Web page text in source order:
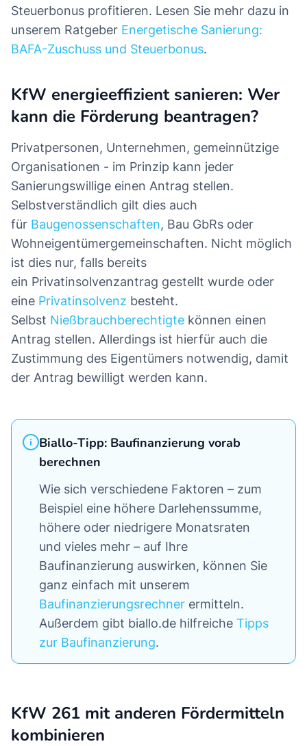
Steuerbonus profitieren. Lesen Sie mehr dazu in
unserem Ratgeber Energetische Sanierung:
BAFA-Zuschuss und Steuerbonus.
KfW energieeffizient sanieren: Wer
kann die Förderung beantragen?
Privatpersonen, Unternehmen, gemeinnützige
Organisationen - im Prinzip kann jeder
Sanierungswillige einen Antrag stellen.
Selbstverständlich gilt dies auch
für Baugenossenschaften, Bau GbRs oder
Wohneigentümergemeinschaften. Nicht möglich
ist dies nur, falls bereits
ein Privatinsolvenzantrag gestellt wurde oder
eine Privatinsolvenz besteht.
Selbst Nießbrauchberechtigte können einen
Antrag stellen. Allerdings ist hierfür auch die
Zustimmung des Eigentümers notwendig, damit
der Antrag bewilligt werden kann.
Biallo-Tipp: Baufinanzierung vorab
berechnen
Wie sich verschiedene Faktoren – zum
Beispiel eine höhere Darlehenssumme,
höhere oder niedrigere Monatsraten
und vieles mehr – auf Ihre
Baufinanzierung auswirken, können Sie
ganz einfach mit unserem
Baufinanzierungsrechner ermitteln.
Außerdem gibt biallo.de hilfreiche Tipps
zur Baufinanzierung.
KfW 261 mit anderen Fördermitteln
kombinieren